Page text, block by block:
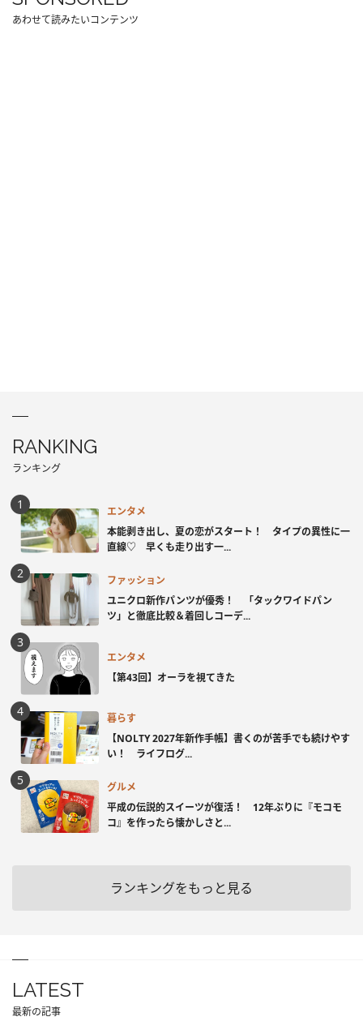
あわせて読みたいコンテンツ
RANKING
ランキング
エンタメ
本能剥き出し、夏の恋がスタート！ タイプの異性に一
直線♡ 早くも走り出す一...
ファッション
ユニクロ新作パンツが優秀！ 「タックワイドパン
ツ」と徹底比較＆着回しコーデ...
エンタメ
【第43回】オーラを視てきた
暮らす
【NOLTY 2027年新作手帳】書くのが苦手でも続けやす
い！ ライフログ...
グルメ
平成の伝説的スイーツが復活！ 12年ぶりに『モコモ
コ』を作ったら懐かしさと...
ランキングをもっと見る
LATEST
最新の記事